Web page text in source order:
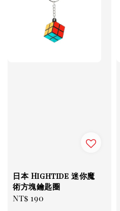
日本 Hightide 迷你魔
術方塊鑰匙圈
Regular
NT$ 190